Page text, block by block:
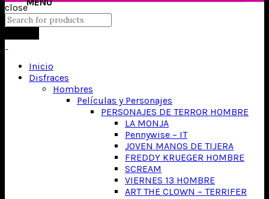
close
Inicio
Disfraces
Hombres
Películas y Personajes
PERSONAJES DE TERROR HOMBRE
LA MONJA
Pennywise – IT
JOVEN MANOS DE TIJERA
FREDDY KRUEGER HOMBRE
SCREAM
VIERNES 13 HOMBRE
ART THE CLOWN – TERRIFER